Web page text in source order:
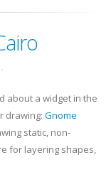
.
about a widget in the
drawing: Gnome
static, non-
for layering shapes,